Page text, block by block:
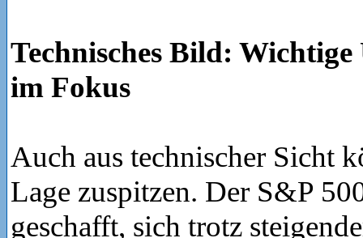
Technisches Bild:
im Fokus
Auch aus technischer Sicht
Lage zuspitzen. Der S&P
geschafft, sich trotz